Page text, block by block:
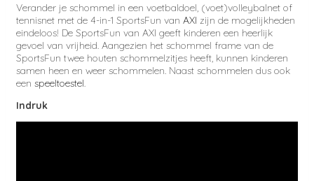
Verander je schommel in een voetbaldoel, (voet)volleybalnet of
tennisnet met de 4-in-1 SportsFun van AXI zijn de mogelijkheden
eindeloos! De SportsFun van AXI geeft kinderen een heerlijk
gevoel van vrijheid. Aangezien het schommel frame van de
SportsFun twee houten schommelzitjes heeft, kunnen kinderen
samen heen en weer schommelen. Naast schommelen dus ook
een speeltoestel.
Indruk